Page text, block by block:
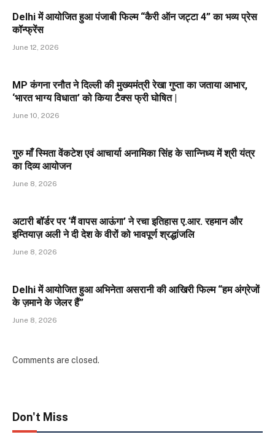
Delhi में आयोजित हुआ पंजाबी फिल्म “कैरी ऑन जट्टा 4” का भव्य प्रेस
कॉन्फ्रेंस
June 12, 2026
MP कंगना रनौत ने दिल्ली की मुख्यमंत्री रेखा गुप्ता का जताया आभार,
‘भारत भाग्य विधाता’ को किया टैक्स फ्री घोषित |
June 10, 2026
गुरु माँ स्मिता वेंकटेश एवं आचार्या अनामिका सिंह के सान्निध्य में श्री यंत्र
का दिव्य आयोजन
June 8, 2026
अटारी बॉर्डर पर ‘मैं वापस आऊंगा’ ने रचा इतिहास ए.आर. रहमान और
इम्तियाज़ अली ने दी देश के वीरों को भावपूर्ण श्रद्धांजलि
June 8, 2026
Delhi में आयोजित हुआ अभिनेता असरानी की आखिरी फिल्म “हम अंग्रेजों
के ज़माने के जेलर हैं”
June 8, 2026
Comments are closed.
Don't Miss